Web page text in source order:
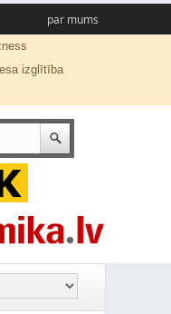
par mums
izglītība